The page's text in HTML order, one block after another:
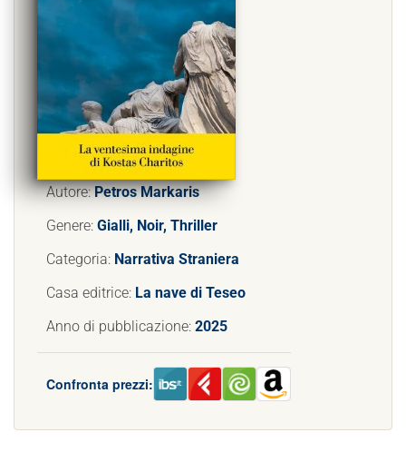
Autore:Petros Markaris
Genere: Gialli, Noir, Thriller
Categoria: Narrativa Straniera
Casa editrice: La nave di Teseo
Anno di pubblicazione: 2025
Confronta prezzi: